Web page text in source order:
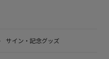
サイン・記念グッズ